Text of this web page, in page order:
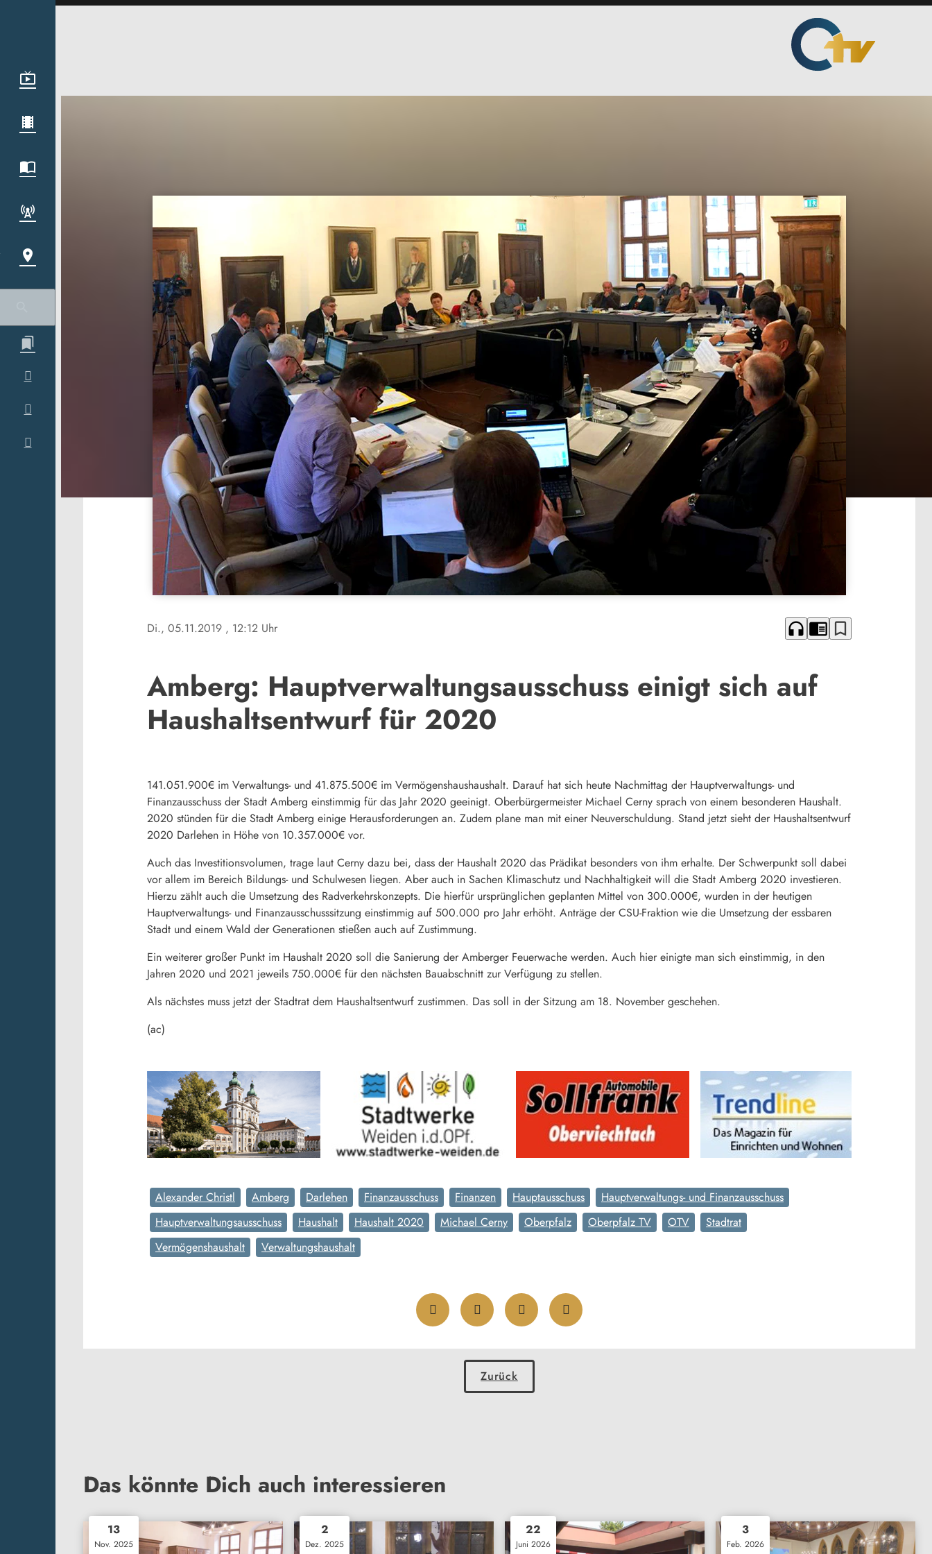
Di., 05.11.2019 , 12:12 Uhr headphones chrome_reader_mode bookmark_border
Amberg: Hauptverwaltungsausschuss einigt sich auf
Haushaltsentwurf für 2020
141.051.900€ im Verwaltungs- und 41.875.500€ im Vermögenshaushaushalt. Darauf hat sich heute Nachmittag der Hauptverwaltungs- und
Finanzausschuss der Stadt Amberg einstimmig für das Jahr 2020 geeinigt. Oberbürgermeister Michael Cerny sprach von einem besonderen Haushalt.
2020 stünden für die Stadt Amberg einige Herausforderungen an. Zudem plane man mit einer Neuverschuldung. Stand jetzt sieht der Haushaltsentwurf
2020 Darlehen in Höhe von 10.357.000€ vor.
Auch das Investitionsvolumen, trage laut Cerny dazu bei, dass der Haushalt 2020 das Prädikat besonders von ihm erhalte. Der Schwerpunkt soll dabei
vor allem im Bereich Bildungs- und Schulwesen liegen. Aber auch in Sachen Klimaschutz und Nachhaltigkeit will die Stadt Amberg 2020 investieren.
Hierzu zählt auch die Umsetzung des Radverkehrskonzepts. Die hierfür ursprünglichen geplanten Mittel von 300.000€, wurden in der heutigen
Hauptverwaltungs- und Finanzausschusssitzung einstimmig auf 500.000 pro Jahr erhöht. Anträge der CSU-Fraktion wie die Umsetzung der essbaren
Stadt und einem Wald der Generationen stießen auch auf Zustimmung.
Ein weiterer großer Punkt im Haushalt 2020 soll die Sanierung der Amberger Feuerwache werden. Auch hier einigte man sich einstimmig, in den
Jahren 2020 und 2021 jeweils 750.000€ für den nächsten Bauabschnitt zur Verfügung zu stellen.
Als nächstes muss jetzt der Stadtrat dem Haushaltsentwurf zustimmen. Das soll in der Sitzung am 18. November geschehen.
(ac)
Alexander Christl Amberg Darlehen Finanzausschuss Finanzen Hauptausschuss
Hauptverwaltungs- und Finanzausschuss
Hauptverwaltungsausschuss
Haushalt Haushalt 2020 Michael Cerny Oberpfalz Oberpfalz TV OTV
Stadtrat
Vermögenshaushalt
Verwaltungshaushalt
Zurück
Das könnte Dich auch interessieren
13
Nov. 2025
2
Dez. 2025
22
Juni 2026
3
Feb. 2026